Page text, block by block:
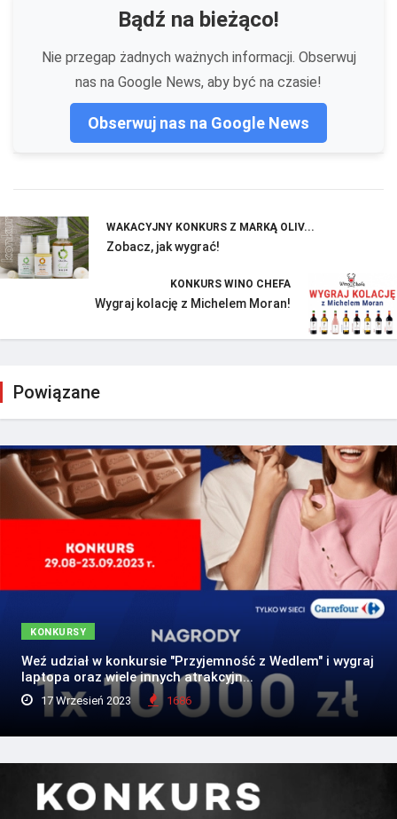
Bądź na bieżąco!
Nie przegap żadnych ważnych informacji. Obserwuj
nas na Google News, aby być na czasie!
Obserwuj nas na Google News
WAKACYJNY KONKURS Z MARKĄ OLIV...
Zobacz, jak wygrać!
KONKURS WINO CHEFA
Wygraj kolację z Michelem Moran!
Powiązane
KONKURSY
Weź udział w konkursie "Przyjemność z Wedlem" i wygraj
laptopa oraz wiele innych atrakcyjn...
17 Wrzesień 2023 1686